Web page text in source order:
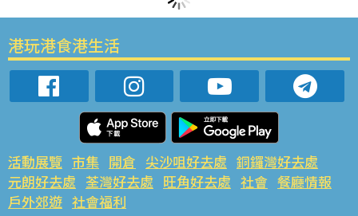
港玩港食港生活
活動展覽 市集 開倉 尖沙咀好去處 銅鑼灣好去處
元朗好去處 荃灣好去處 旺角好去處 社會 餐廳情報
戶外郊遊 社會福利